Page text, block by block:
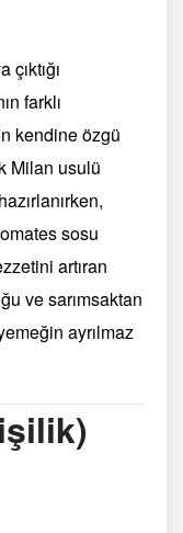
farklı
kendine özgü
Milan usulü
hazırlanırken,
sosu
artıran
ve sarımsaktan
ayrılmaz